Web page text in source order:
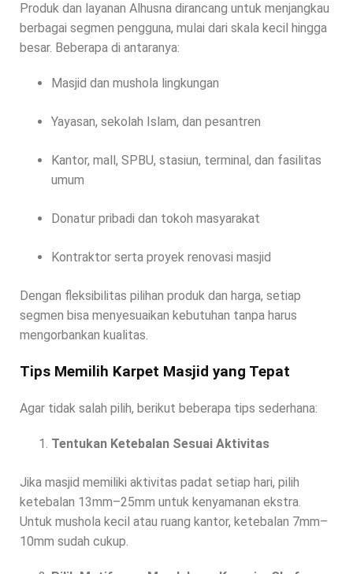
Produk dan layanan Alhusna dirancang untuk menjangkau
berbagai segmen pengguna, mulai dari skala kecil hingga
besar. Beberapa di antaranya:
Masjid dan mushola lingkungan
Yayasan, sekolah Islam, dan pesantren
Kantor, mall, SPBU, stasiun, terminal, dan fasilitas
umum
Donatur pribadi dan tokoh masyarakat
Kontraktor serta proyek renovasi masjid
Dengan fleksibilitas pilihan produk dan harga, setiap
segmen bisa menyesuaikan kebutuhan tanpa harus
mengorbankan kualitas.
Tips Memilih Karpet Masjid yang Tepat
Agar tidak salah pilih, berikut beberapa tips sederhana:
Tentukan Ketebalan Sesuai Aktivitas
Jika masjid memiliki aktivitas padat setiap hari, pilih
ketebalan 13mm–25mm untuk kenyamanan ekstra.
Untuk mushola kecil atau ruang kantor, ketebalan 7mm–
10mm sudah cukup.